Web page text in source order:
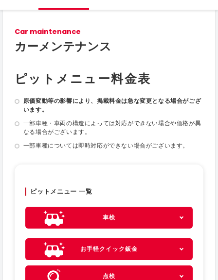
Car maintenance
カーメンテナンス
ピットメニュー料金表
原価変動等の影響により、掲載料金は急な変更となる場合がござ
います。
一部車種・車両の構造によっては対応ができない場合や価格が異
なる場合がございます。
一部車種については即時対応ができない場合がございます。
ピットメニュー 一覧
車検
お手軽クイック鈑金
点検